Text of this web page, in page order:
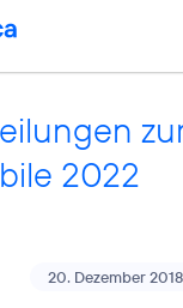
2022
20. Dezember 2018